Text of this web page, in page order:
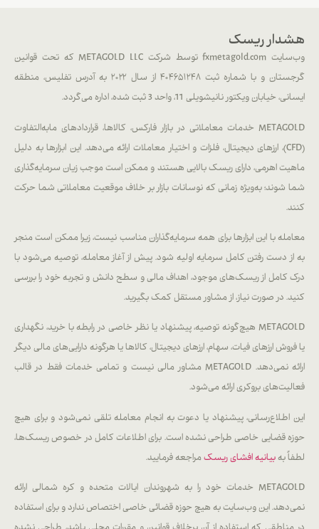
هشدار ریسک
وب‌سایت fxmetagold.com توسط شرکت METAGOLD LLC که تحت قوانین
گرجستان و با شماره ثبت ۴۰۴۶۵۱۲۴۸ از سال ۲۰۲۲ به آدرس تفلیس، منطقه
ایسانی، خیابان ویکتور نانیشویلی 11، واحد 3 ثبت شده، اداره می‌گردد.
METAGOLD خدمات معاملاتی در بازار فارکس، کالاها، قراردادهای مابه‌التفاوت
(CFD)، ارزهای دیجیتال، فلزات و اختیار معاملات ارائه می‌دهد. این ابزارها به دلیل
ماهیت اهرمی، دارای ریسک بالایی هستند و ممکن است موجب زیان سرمایه‌گذاری
شما شوند؛ به‌ویژه زمانی که نوسانات بازار بر خلاف موقعیت معاملاتی شما حرکت
کنند.
معامله با این ابزارها برای همه سرمایه‌گذاران مناسب نیست، زیرا ممکن است منجر
به از دست رفتن کامل سرمایه اولیه شود. پیش از آغاز معامله، توصیه می‌شود با
درک کامل از ریسک‌های موجود، اهداف مالی و سطح دانش و تجربه خود را بررسی
کنید. در صورت نیاز، از مشاور مستقل کمک بگیرید.
METAGOLD هیچ‌گونه توصیه، پیشنهاد یا نظر خاصی در رابطه با خرید، نگهداری
یا فروش ارزهای فیات، سهام، ارزهای دیجیتال، کالاها یا هرگونه دارایی‌های مالی دیگر
ارائه نمی‌دهد. METAGOLD مشاور مالی نیست و تمامی خدمات فقط در قالب
فعالیت‌های بروکری ارائه می‌شود.
این اطلاع‌رسانی، پیشنهاد یا دعوت به انجام معامله تلقی نمی‌شود و برای هیچ
حوزه قضایی خاصی طراحی نشده است. برای اطلاعات کامل در خصوص ریسک‌ها،
لطفاً بهبیانیه افشای ریسک مراجعه فرمایید.
METAGOLD خدمات خود را به شهروندان ایالات متحده و کره شمالی ارائه
نمی‌دهد. این وب‌سایت به هیچ حوزه قضائی خاصی اختصاص ندارد و برای استفاده